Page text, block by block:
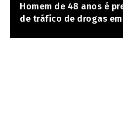
Homem de 48 anos é
de tráfico de drogas